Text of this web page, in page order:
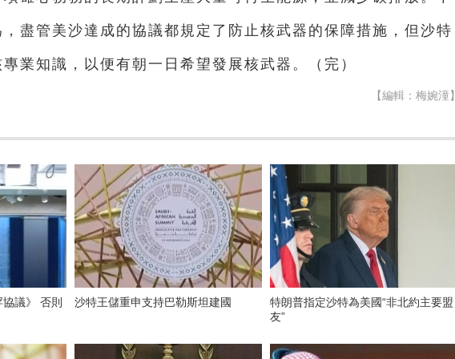
盡管美沙達成的協議都規定了防止核武器的保障措施，但沙特
業知識，以便有朝一日希望發展核武器。（完）
【編輯：梅婉潼】
議》 否則
沙特王儲重申支持巴勒斯坦建國
特朗普指定沙特為美國“非北約主要盟
友”